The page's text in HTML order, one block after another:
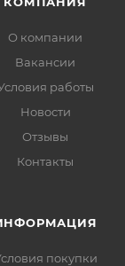
О компании
Вакансии
работы
Новости
Отзывы
Контакты
покупки